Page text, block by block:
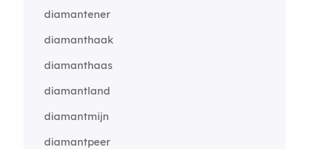
diamantener
diamanthaak
diamanthaas
diamantland
diamantmijn
diamantpeer